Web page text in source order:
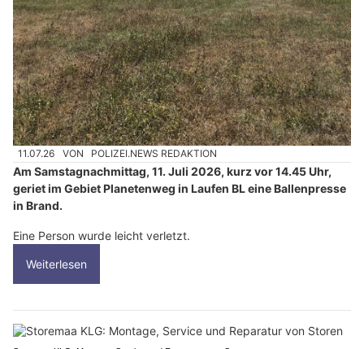
11.07.26 VON POLIZEI.NEWS REDAKTION
Am Samstagnachmittag, 11. Juli 2026, kurz vor 14.45 Uhr,
geriet im Gebiet Planetenweg in Laufen BL eine Ballenpresse
in Brand.
Eine Person wurde leicht verletzt.
Weiterlesen